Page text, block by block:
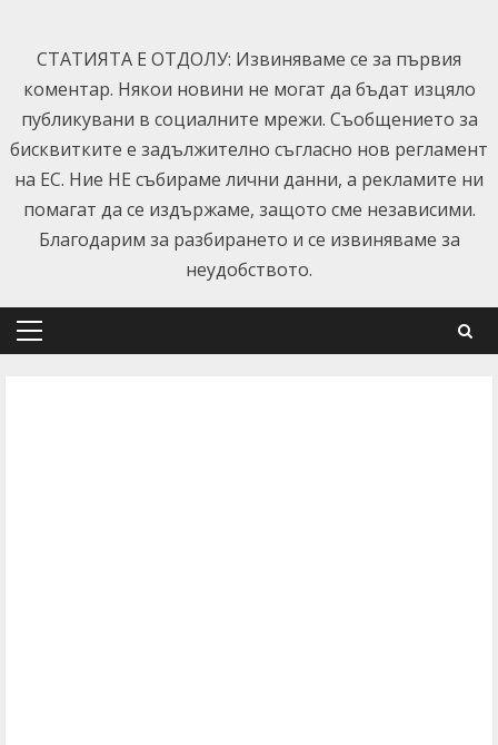
content
СТАТИЯТА Е ОТДОЛУ: Извиняваме се за първия
коментар. Някои новини не могат да бъдат изцяло
публикувани в социалните мрежи. Съобщението за
бисквитките е задължително съгласно нов регламент
на ЕС. Ние НЕ събираме лични данни, а рекламите ни
помагат да се издържаме, защото сме независими.
Благодарим за разбирането и се извиняваме за
неудобството.
Primary